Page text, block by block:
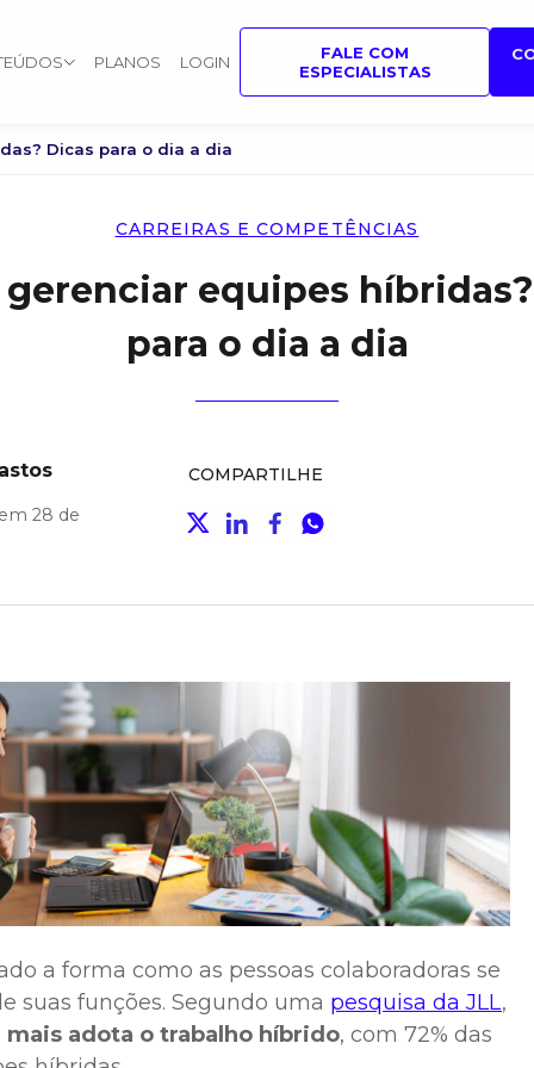
PLANOS LOGIN
FALE COM
ESPECIALISTAS
Dicas para o dia a dia
CARREIRAS E COMPETÊNCIAS
gerenciar equipes
para o dia a dia
28 de
COMPARTILHE
a forma como as pessoas colaboradoras se
suas funções. Segundo uma pesquisa da JLL,
adota o trabalho híbrido, com 72% das